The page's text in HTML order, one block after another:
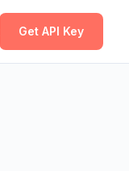
Get API Key
Kopier
Kopier